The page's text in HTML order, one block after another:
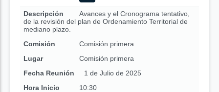
Descripción
Avances y el Cronograma tentativo,
de la revisión del plan de Ordenamiento Territorial de
mediano plazo.
Comisión
Comisión primera
Lugar
Comisión primera
Fecha Reunión
1 de Julio de 2025
Hora Inicio
10:30